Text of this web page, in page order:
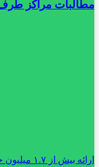
مطالبات مراکز طرف
ارائه بیش